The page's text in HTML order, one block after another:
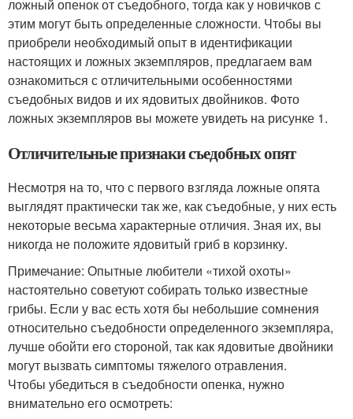
ложный опенок от съедобного, тогда как у новичков с
этим могут быть определенные сложности. Чтобы вы
приобрели необходимый опыт в идентификации
настоящих и ложных экземпляров, предлагаем вам
ознакомиться с отличительными особенностями
съедобных видов и их ядовитых двойников. Фото
ложных экземпляров вы можете увидеть на рисунке 1.
Отличительные признаки съедобных опят
Несмотря на то, что с первого взгляда ложные опята
выглядят практически так же, как съедобные, у них есть
некоторые весьма характерные отличия. Зная их, вы
никогда не положите ядовитый гриб в корзинку.
Примечание: Опытные любители «тихой охоты»
настоятельно советуют собирать только известные
грибы. Если у вас есть хотя бы небольшие сомнения
относительно съедобности определенного экземпляра,
лучше обойти его стороной, так как ядовитые двойники
могут вызвать симптомы тяжелого отравления.
Чтобы убедиться в съедобности опенка, нужно
внимательно его осмотреть: